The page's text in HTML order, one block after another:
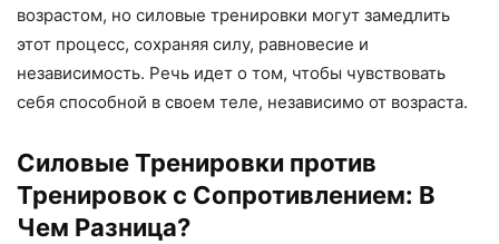
возрастом, но силовые тренировки могут замедлить
этот процесс, сохраняя силу, равновесие и
независимость. Речь идет о том, чтобы чувствовать
себя способной в своем теле, независимо от возраста.
Силовые Тренировки против
Тренировок с Сопротивлением: В
Чем Разница?